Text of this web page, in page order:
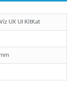
UX UI KitKat